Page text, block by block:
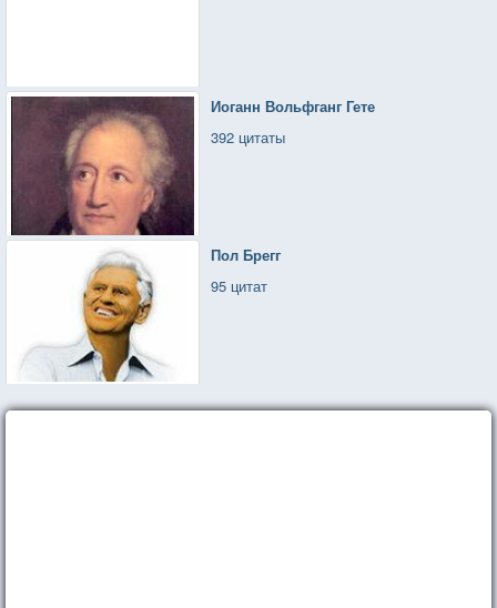
Иоганн Вольфганг Гете
392 цитаты
Пол Брегг
95 цитат